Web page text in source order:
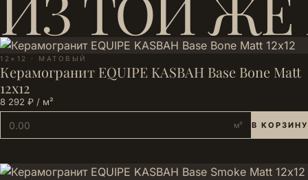
12×12 · МАТОВЫЙ
Керамогранит EQUIPE KASBAH Base Bone Matt
12х12
8 292 ₽ / м²
м² В КОРЗИНУ